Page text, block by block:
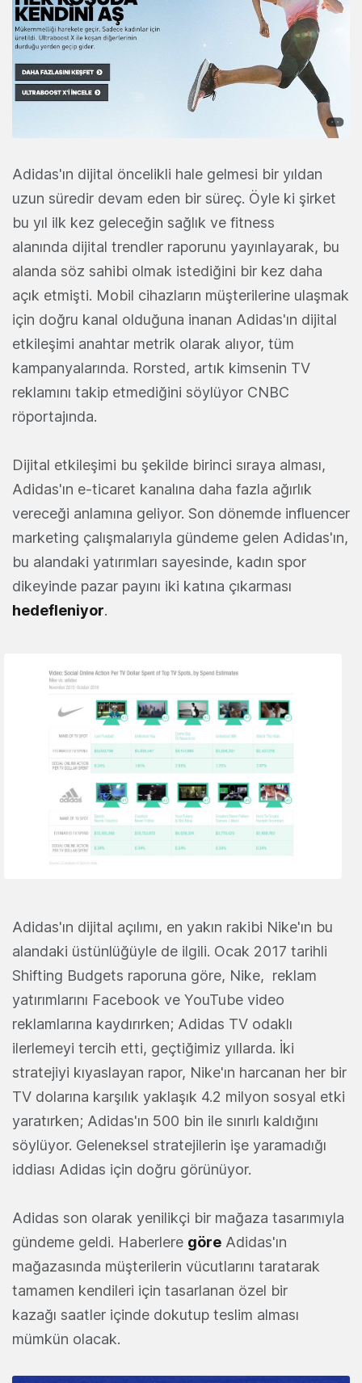
Adidas'ın dijital öncelikli hale gelmesi bir yıldan
uzun süredir devam eden bir süreç. Öyle ki şirket
bu yıl ilk kez geleceğin sağlık ve fitness
alanında dijital trendler raporunu yayınlayarak, bu
alanda söz sahibi olmak istediğini bir kez daha
açık etmişti. Mobil cihazların müşterilerine ulaşmak
için doğru kanal olduğuna inanan Adidas'ın dijital
etkileşimi anahtar metrik olarak alıyor, tüm
kampanyalarında. Rorsted, artık kimsenin TV
reklamını takip etmediğini söylüyor CNBC
röportajında.
Dijital etkileşimi bu şekilde birinci sıraya alması,
Adidas'ın e-ticaret kanalına daha fazla ağırlık
vereceği anlamına geliyor. Son dönemde influencer
marketing çalışmalarıyla gündeme gelen Adidas'ın,
bu alandaki yatırımları sayesinde, kadın spor
dikeyinde pazar payını iki katına çıkarması
hedefleniyor.
Adidas'ın dijital açılımı, en yakın rakibi Nike'ın bu
alandaki üstünlüğüyle de ilgili. Ocak 2017 tarihli
Shifting Budgets raporuna göre, Nike, reklam
yatırımlarını Facebook ve YouTube video
reklamlarına kaydırırken; Adidas TV odaklı
ilerlemeyi tercih etti, geçtiğimiz yıllarda. İki
stratejiyi kıyaslayan rapor, Nike'ın harcanan her bir
TV dolarına karşılık yaklaşık 4.2 milyon sosyal etki
yaratırken; Adidas'ın 500 bin ile sınırlı kaldığını
söylüyor. Geleneksel stratejilerin işe yaramadığı
iddiası Adidas için doğru görünüyor.
Adidas son olarak yenilikçi bir mağaza tasarımıyla
gündeme geldi. Haberlere göre Adidas'ın
mağazasında müşterilerin vücutlarını taratarak
tamamen kendileri için tasarlanan özel bir
kazağı saatler içinde dokutup teslim alması
mümkün olacak.